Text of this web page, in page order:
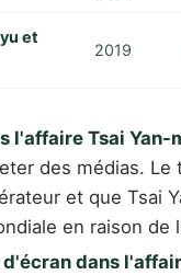
et
2019
l'affaire Tsai Yan-
des médias.
et que Tsai
en raison
dans